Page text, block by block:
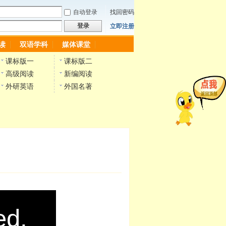
自动登录
找回密码
登录
立即注册
双语学科 媒体课堂
课标版一
课标版二
高级阅读
新编阅读
外研英语
外国名著